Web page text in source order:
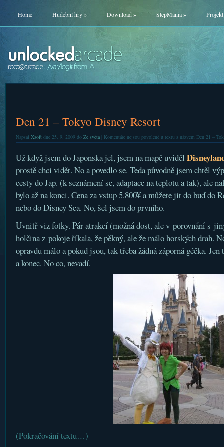
Home Hudební hry» Download» StepMania»
Den 21 – Tokyo Disney Resort
Napsal Xsoftdne 25. 9. 2009 do Ze světa| Komentáře nejsou povolenéu textu s názvem Den 21 –
Už když jsem do Japonska jel, jsem na mapě uviděl
prostě chci vidět. No a povedlo se. Teda původně jsem chtěl
cesty do Jap. (k seznámení se, adaptace na teplotu a tak), ale
bylo až na konci. Cena za vstup 5.800¥ a můžete jit do buď do
nebo do Disney Sea. No, šel jsem do prvního.
Uvnitř viz fotky. Pár atrakcí (možná dost, ale v porovnání s
holčina z pokoje říkala, že pěkný, ale že málo horských drah.
opravdu málo a pokud jsou, tak třeba žádná záporná géčka.
a konec. No co, nevadí.
(Pokračování textu…)